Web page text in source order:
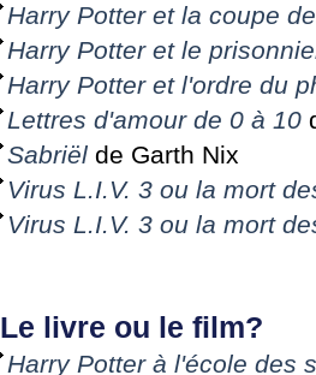
Harry Potter et la coupe
Harry Potter et le
Harry Potter et l'ordre du
Lettres d'amour de 0 à 10
Sabriëlde Garth Nix
Virus L.I.V. 3 ou la mort
Virus L.I.V. 3 ou la mort
Le livre ou le film?
Harry Potter à l'école des